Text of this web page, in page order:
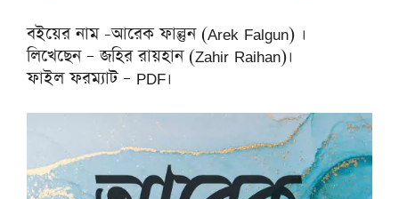
বইয়ের নাম -আরেক ফাল্গুন (Arek Falgun) ।
লিখেছেন – জহির রায়হান (Zahir Raihan)।
ফাইল ফরম্যাট – PDF।